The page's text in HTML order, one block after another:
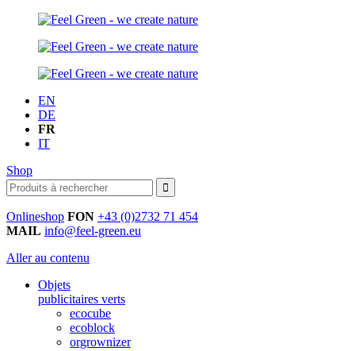
EN
DE
FR
IT
Shop
Onlineshop FON +43 (0)2732 71 454
MAIL info@feel-green.eu
Aller au contenu
Objets
publicitaires verts
ecocube
ecoblock
orgrownizer